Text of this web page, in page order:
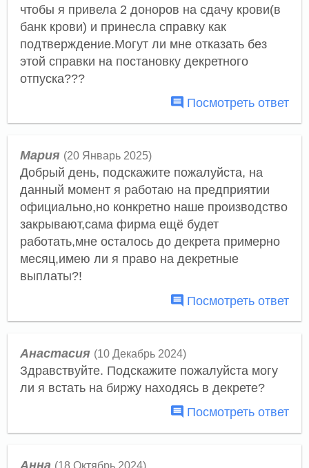
чтобы я привела 2 доноров на сдачу крови(в
банк крови) и принесла справку как
подтверждение.Могут ли мне отказать без
этой справки на постановку декретного
отпуска???
Посмотреть ответ
Мария (20 Январь 2025)
Добрый день, подскажите пожалуйста, на
данный момент я работаю на предприятии
официально,но конкретно наше производство
закрывают,сама фирма ещё будет
работать,мне осталось до декрета примерно
месяц,имею ли я право на декретные
выплаты?!
Посмотреть ответ
Анастасия (10 Декабрь 2024)
Здравствуйте. Подскажите пожалуйста могу
ли я встать на биржу находясь в декрете?
Посмотреть ответ
Анна (18 Октябрь 2024)